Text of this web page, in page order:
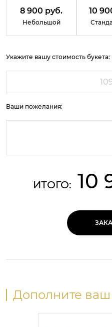
8 900 руб.
Небольшой
10
Укажите вашу стоимость букета:
Ваши пожелания:
ИТОГО: 10
Дополните ваш